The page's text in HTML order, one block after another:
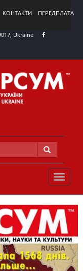
КОНТАКТИ ПЕРЕДПЛАТА
Ukraine
TOGGLE